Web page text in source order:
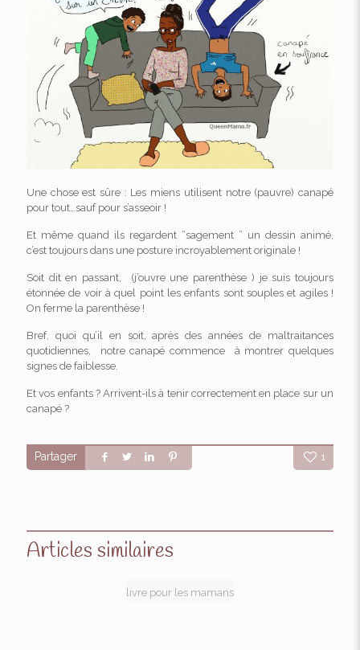
Une chose est sûre : Les miens utilisent notre (pauvre) canapé
pour tout…sauf pour s’asseoir !
Et même quand ils regardent “sagement ” un dessin animé,
c’est toujours dans une posture incroyablement originale !
Soit dit en passant, (j’ouvre une parenthèse ) je suis toujours
étonnée de voir à quel point les enfants sont souples et agiles !
On ferme la parenthèse !
Bref, quoi qu’il en soit, après des années de maltraitances
quotidiennes, notre canapé commence à montrer quelques
signes de faiblesse.
Et vos enfants ? Arrivent-ils à tenir correctement en place sur un
canapé ?
Partager 1
Articles similaires
livre pour les mamans